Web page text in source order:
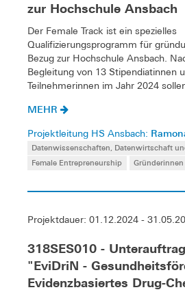
zur Hochschule Ansbach
Der Female Track ist ein spezielles
Qualifizierungsprogramm für
Bezug zur Hochschule Ansbach.
Begleitung von 13 Stipendiatinnen
Teilnehmerinnen im Jahr 2024
MEHR
Projektleitung HS Ansbach:
Datenwissenschaften, Datenwirtschaft
Female Entrepreneurship
Gründerinnen
Projektdauer: 01.12.2024 -
318SES010 -
"EviDriN -
Evidenzbasiertes Drug-